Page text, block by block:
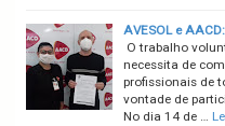
AVESOL e
O trabalho
necessita de
profissionais de
vontade de
No dia 14 de …